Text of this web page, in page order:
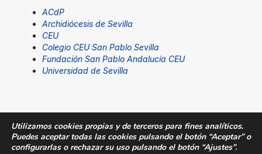
ACdP
Archidiócesis de Sevilla
CEU
Colegio CEU San Pablo Sevilla
Fundación San Pablo Andalucía CEU
Universidad de Sevilla
© Fundación San Pablo Andalucía CEU. Todos los
Utilizamos cookies propias y de terceros para fines analíticos.
Puedes aceptar todas las cookies pulsando el botón “Aceptar” o
configurarlas o rechazar su uso pulsando el botón “Ajustes”.